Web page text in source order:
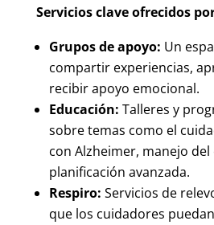
Servicios clave ofrecidos por
Grupos de apoyo: Un
compartir experiencias,
recibir apoyo emocional.
Educación: Talleres y
sobre temas como el
con Alzheimer, manejo del
planificación avanzada.
Respiro: Servicios de
que los cuidadores